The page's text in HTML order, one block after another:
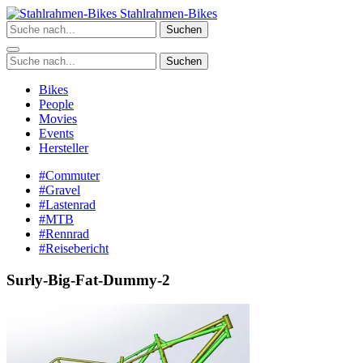
Zum
Inhalt
springen
Stahlrahmen-Bikes
Suchen
Suchen
Bikes
People
Movies
Events
Hersteller
#Commuter
#Gravel
#Lastenrad
#MTB
#Rennrad
#Reisebericht
Surly-Big-Fat-Dummy-2